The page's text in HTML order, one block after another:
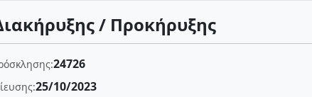
/ Προκήρυξης
24726
25/10/2023